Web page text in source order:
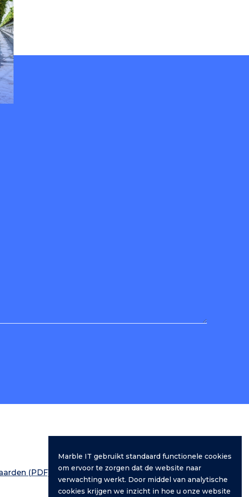
(PDF)
IT
Development
Marble IT gebruikt standaard functionele cookies
om ervoor te zorgen dat de website naar
verwachting werkt. Door middel van analytische
cookies krijgen we inzicht in hoe u onze website